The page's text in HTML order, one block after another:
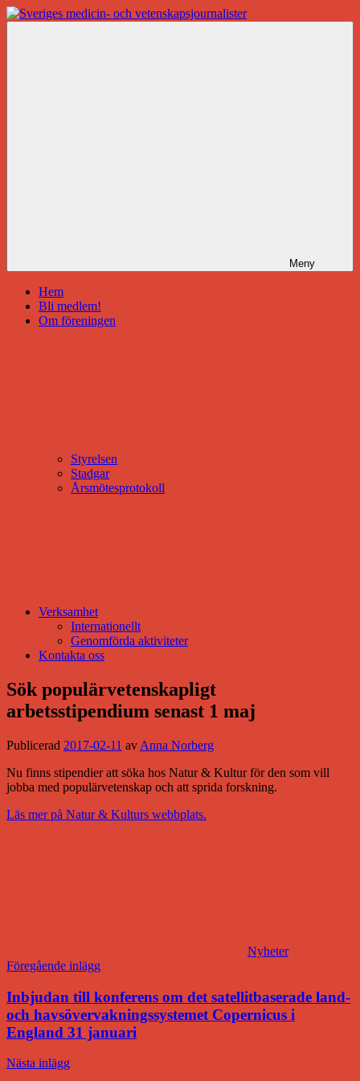
Hoppa
till
Meny
Hem
Bli medlem!
Om föreningen
Styrelsen
Stadgar
Årsmötesprotokoll
Verksamhet
Internationellt
Genomförda aktiviteter
Kontakta oss
Sök populärvetenskapligt
arbetsstipendium senast 1 maj
Publicerad 2017-02-11 av Anna Norberg
Nu finns stipendier att söka hos Natur & Kultur för den som vill
jobba med populärvetenskap och att sprida forskning.
Läs mer på Natur & Kulturs webbplats.
Nyheter
Inläggsnavigering
Föregående inlägg
Inbjudan till konferens om det satellitbaserade land-
och havsövervakningssystemet Copernicus i
England 31 januari
Nästa inlägg